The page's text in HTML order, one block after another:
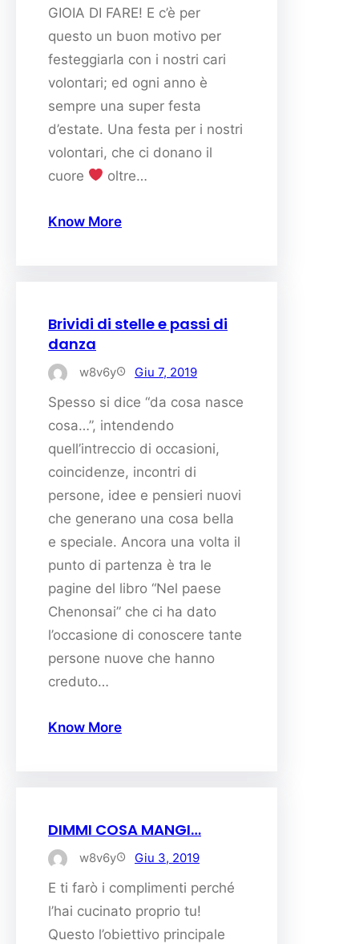
GIOIA DI FARE! E c’è per
questo un buon motivo per
festeggiarla con i nostri cari
volontari; ed ogni anno è
sempre una super festa
d’estate. Una festa per i nostri
volontari, che ci donano il
cuore
oltre…
Know More
Brividi di stelle e passi di
danza
w8v6y Giu 7, 2019
Spesso si dice “da cosa nasce
cosa…”, intendendo
quell’intreccio di occasioni,
coincidenze, incontri di
persone, idee e pensieri nuovi
che generano una cosa bella
e speciale. Ancora una volta il
punto di partenza è tra le
pagine del libro “Nel paese
Chenonsai” che ci ha dato
l’occasione di conoscere tante
persone nuove che hanno
creduto…
Know More
DIMMI COSA MANGI…
w8v6y Giu 3, 2019
E ti farò i complimenti perché
l’hai cucinato proprio tu!
Questo l’obiettivo principale